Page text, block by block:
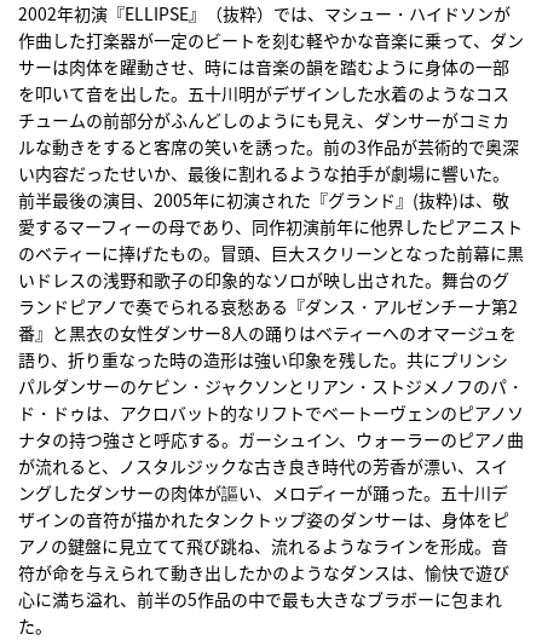
2002年初演『ELLIPSE』（抜粋）では、マシュー・ハイドソンが
作曲した打楽器が一定のビートを刻む軽やかな音楽に乗って、ダン
サーは肉体を躍動させ、時には音楽の韻を踏むように身体の一部
を叩いて音を出した。五十川明がデザインした水着のようなコス
チュームの前部分がふんどしのようにも見え、ダンサーがコミカ
ルな動きをすると客席の笑いを誘った。前の3作品が芸術的で奥深
い内容だったせいか、最後に割れるような拍手が劇場に響いた。
前半最後の演目、2005年に初演された『グランド』(抜粋)は、敬
愛するマーフィーの母であり、同作初演前年に他界したピアニスト
のベティーに捧げたもの。冒頭、巨大スクリーンとなった前幕に黒
いドレスの浅野和歌子の印象的なソロが映し出された。舞台のグ
ランドピアノで奏でられる哀愁ある『ダンス・アルゼンチーナ第2
番』と黒衣の女性ダンサー8人の踊りはベティーへのオマージュを
語り、折り重なった時の造形は強い印象を残した。共にプリンシ
パルダンサーのケビン・ジャクソンとリアン・ストジメノフのパ・
ド・ドゥは、アクロバット的なリフトでベートーヴェンのピアノソ
ナタの持つ強さと呼応する。ガーシュイン、ウォーラーのピアノ曲
が流れると、ノスタルジックな古き良き時代の芳香が漂い、スイ
ングしたダンサーの肉体が謳い、メロディーが踊った。五十川デ
ザインの音符が描かれたタンクトップ姿のダンサーは、身体をピ
アノの鍵盤に見立てて飛び跳ね、流れるようなラインを形成。音
符が命を与えられて動き出したかのようなダンスは、愉快で遊び
心に満ち溢れ、前半の5作品の中で最も大きなブラボーに包まれ
た。